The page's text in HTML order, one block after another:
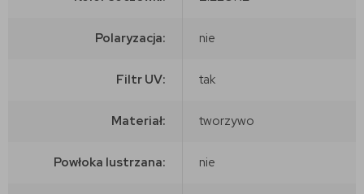
Polaryzacja: nie
Filtr UV: tak
Materiał: tworzywo
Powłoka lustrzana: nie